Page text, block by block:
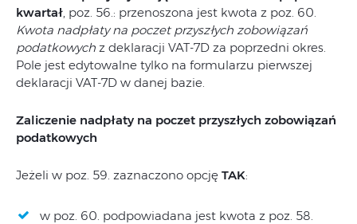
kwartał , poz. 56.: przenoszona jest kwota z poz. 60.
Kwota nadpłaty na poczet przyszłych zobowiązań
podatkowych z deklaracji VAT-7D za poprzedni okres.
Pole jest edytowalne tylko na formularzu pierwszej
deklaracji VAT-7D w danej bazie.
Zaliczenie nadpłaty na poczet przyszłych zobowiązań
podatkowych
Jeżeli w poz. 59. zaznaczono opcję TAK:
w poz. 60. podpowiadana jest kwota z poz. 58.